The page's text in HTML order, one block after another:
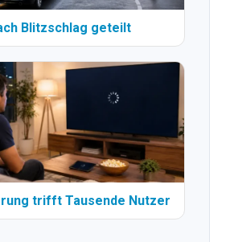
Blitzschlag geteilt
trifft Tausende Nutzer